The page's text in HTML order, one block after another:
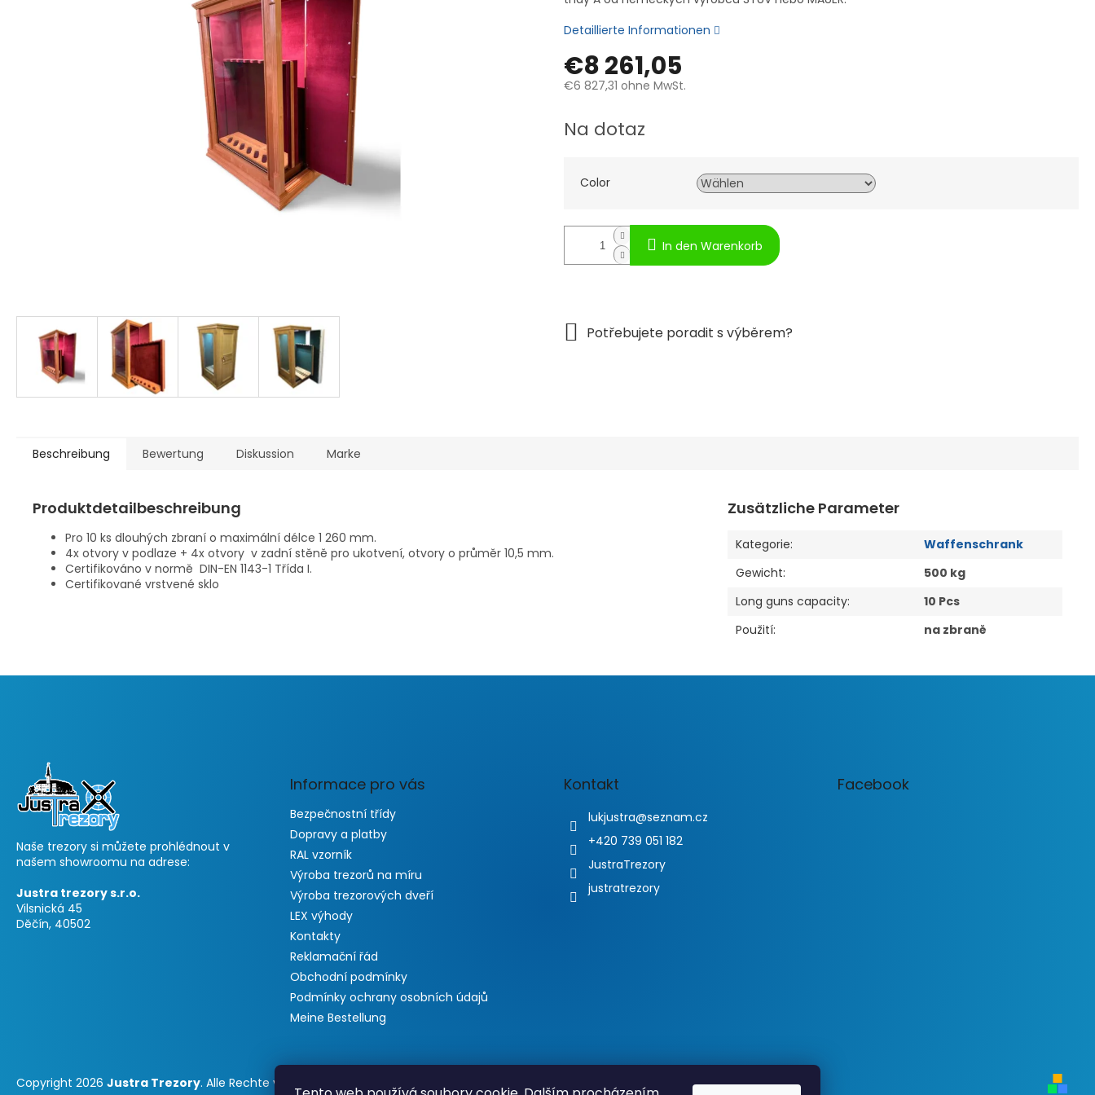
€8 261,05
€6 827,31 ohne MwSt.
Na dotaz
Color
In den Warenkorb
Detaillierte Informationen
Beschreibung Bewertung Diskussion Marke
Produktdetailbeschreibung
Pro 10 ks dlouhých zbraní o maximální délce 1 260 mm.
4x otvory v podlaze + 4x otvory v zadní stěně pro ukotvení, otvory o průměr 10,5 mm.
Certifikováno v normě DIN-EN 1143-1 Třída I.
Certifikované vrstvené sklo
Zusätzliche Parameter
Kategorie:
Waffenschrank
Gewicht:
500 kg
Long guns capacity:
10 Pcs
Použití: na zbraně
Naše trezory si můžete prohlédnout v
našem showroomu na adrese:
Justra trezory s.r.o.
Vilsnická 45
Děčín, 40502
Informace pro vás
Bezpečnostní třídy
Dopravy a platby
RAL vzorník
Výroba trezorů na míru
Výroba trezorových dveří
LEX výhody
Kontakty
Reklamační řád
Obchodní podmínky
Podmínky ochrany osobních údajů
Meine Bestellung
Kontakt
lukjustra@seznam.cz
+420 739 051 182
JustraTrezory
justratrezory
Facebook
Copyright 2026 Justra Trezory. Alle Rechte vorbehalten.